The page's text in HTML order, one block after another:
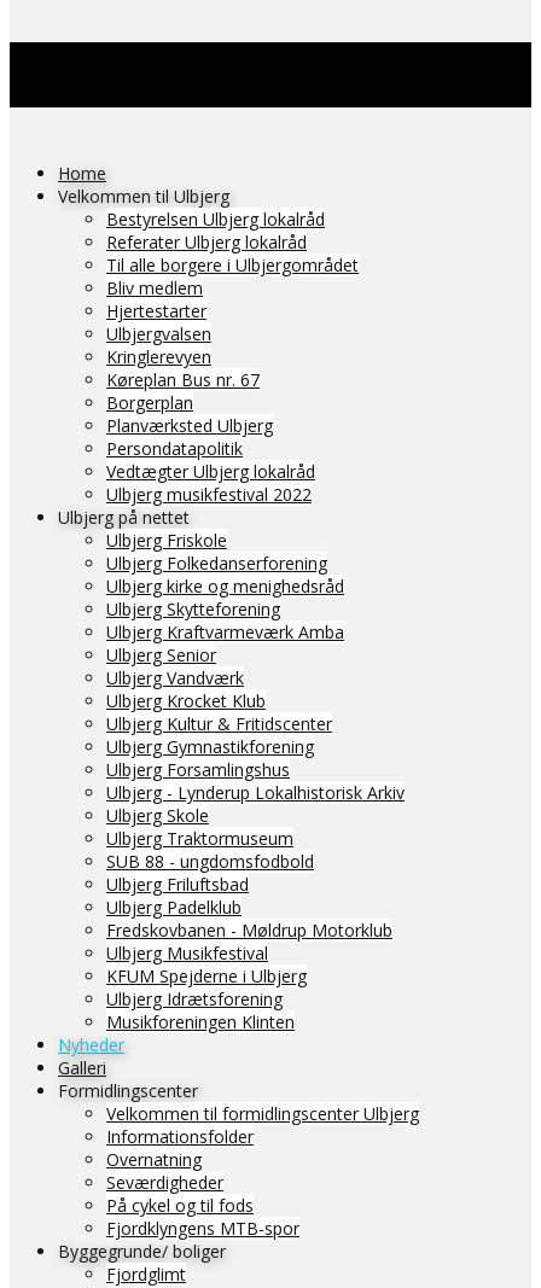
Home
Velkommen til Ulbjerg
Bestyrelsen Ulbjerg lokalråd
Referater Ulbjerg lokalråd
Til alle borgere i Ulbjergområdet
Bliv medlem
Hjertestarter
Ulbjergvalsen
Kringlerevyen
Køreplan Bus nr. 67
Borgerplan
Planværksted Ulbjerg
Persondatapolitik
Vedtægter Ulbjerg lokalråd
Ulbjerg musikfestival 2022
Ulbjerg på nettet
Ulbjerg Friskole
Ulbjerg Folkedanserforening
Ulbjerg kirke og menighedsråd
Ulbjerg Skytteforening
Ulbjerg Kraftvarmeværk Amba
Ulbjerg Senior
Ulbjerg Vandværk
Ulbjerg Krocket Klub
Ulbjerg Kultur & Fritidscenter
Ulbjerg Gymnastikforening
Ulbjerg Forsamlingshus
Ulbjerg - Lynderup Lokalhistorisk Arkiv
Ulbjerg Skole
Ulbjerg Traktormuseum
SUB 88 - ungdomsfodbold
Ulbjerg Friluftsbad
Ulbjerg Padelklub
Fredskovbanen - Møldrup Motorklub
Ulbjerg Musikfestival
KFUM Spejderne i Ulbjerg
Ulbjerg Idrætsforening
Musikforeningen Klinten
Nyheder
Galleri
Formidlingscenter
Velkommen til formidlingscenter Ulbjerg
Informationsfolder
Overnatning
Seværdigheder
På cykel og til fods
Fjordklyngens MTB-spor
Byggegrunde/ boliger
Fjordglimt